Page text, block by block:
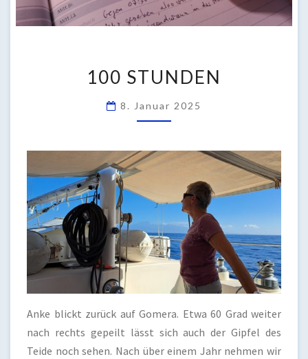
STUNDEN
100 STUNDEN
8. Januar 2025
Anke blickt zurück auf Gomera. Etwa 60 Grad weiter
nach rechts gepeilt lässt sich auch der Gipfel des
Teide noch sehen. Nach über einem Jahr nehmen wir